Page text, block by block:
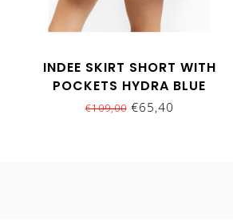
INDEE SKIRT SHORT WITH
POCKETS HYDRA BLUE
€109,00€65,40